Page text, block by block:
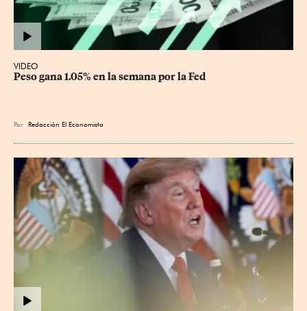
VIDEO
Peso gana 1.05% en la semana por la Fed
Por Redacción El Economista